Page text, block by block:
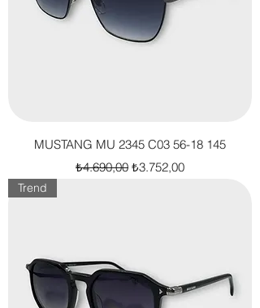
MUSTANG MU 2345 C03 56-18 145
Normal Fiyat
₺4.690,00 İndirimli Fiyat
₺3.752,00
Trend